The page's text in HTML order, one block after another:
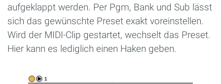
aufgeklappt werden. Per Pgm, Bank und Sub lässt
sich das gewünschte Preset exakt voreinstellen.
Wird der MIDI-Clip gestartet, wechselt das Preset.
Hier kann es lediglich einen Haken geben.